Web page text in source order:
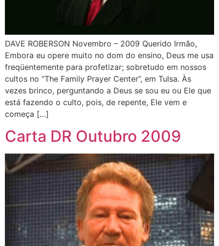
DAVE ROBERSON Novembro – 2009 Querido Irmão,
Embora eu opere muito no dom do ensino, Deus me usa
freqüentemente para profetizar; sobretudo em nossos
cultos no “The Family Prayer Center”, em Tulsa. Às
vezes brinco, perguntando a Deus se sou eu ou Ele que
está fazendo o culto, pois, de repente, Ele vem e
começa […]
Carta DR Outubro 2009